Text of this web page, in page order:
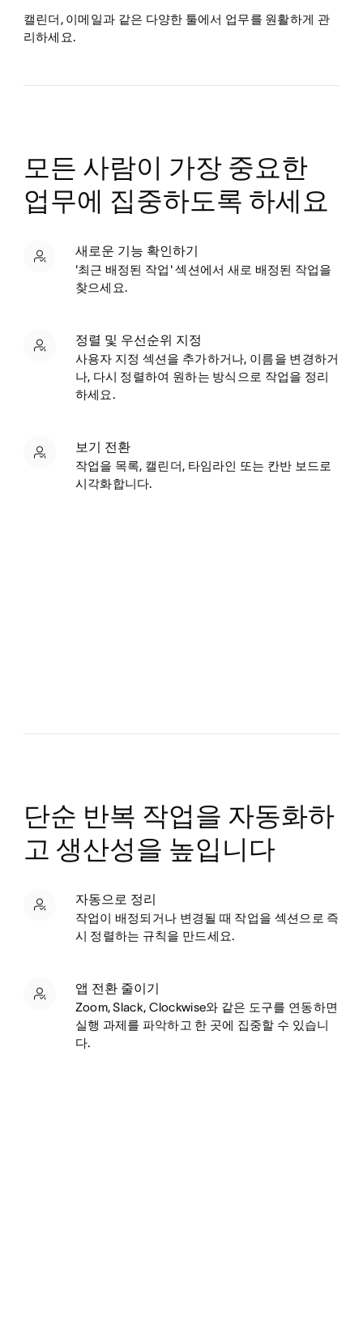
캘린더, 이메일과 같은 다양한 툴에서 업무를 원활하게 관
리하세요.
모든 사람이 가장 중요한
업무에 집중하도록 하세요
새로운 기능 확인하기
'최근 배정된 작업' 섹션에서 새로 배정된 작업을
찾으세요.
정렬 및 우선순위 지정
사용자 지정 섹션을 추가하거나, 이름을 변경하거
나, 다시 정렬하여 원하는 방식으로 작업을 정리
하세요.
보기 전환
작업을 목록, 캘린더, 타임라인 또는 칸반 보드로
시각화합니다.
단순 반복 작업을 자동화하
고 생산성을 높입니다
자동으로 정리
작업이 배정되거나 변경될 때 작업을 섹션으로 즉
시 정렬하는 규칙을 만드세요.
앱 전환 줄이기
Zoom, Slack, Clockwise와 같은 도구를 연동하면
실행 과제를 파악하고 한 곳에 집중할 수 있습니
다.